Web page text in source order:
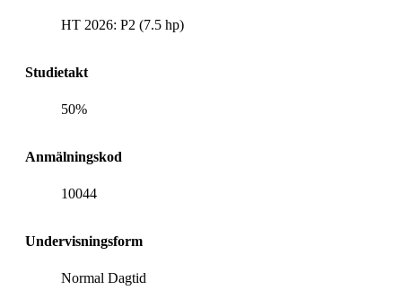
HT 2026: P2 (7.5 hp)
Studietakt
50%
Anmälningskod
10044
Undervisningsform
Normal Dagtid